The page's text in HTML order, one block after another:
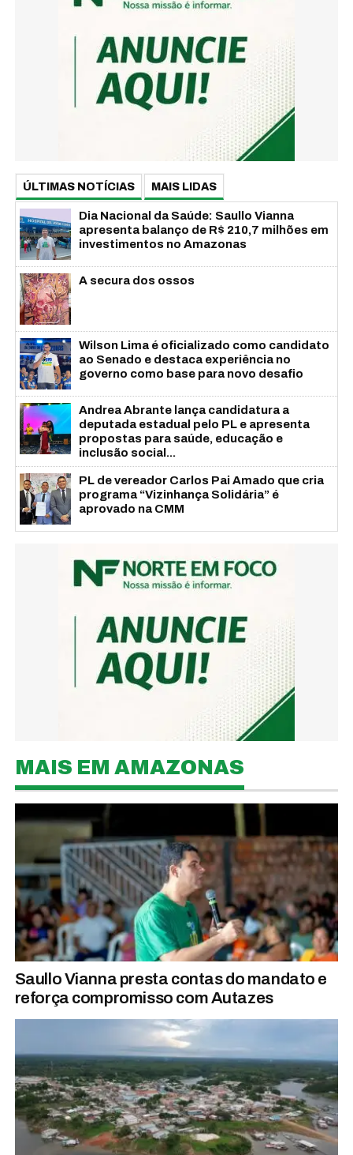
ÚLTIMAS NOTÍCIAS MAIS LIDAS
Dia Nacional da Saúde: Saullo Vianna
apresenta balanço de R$ 210,7 milhões em
investimentos no Amazonas
A secura dos ossos
Wilson Lima é oficializado como candidato
ao Senado e destaca experiência no
governo como base para novo desafio
Andrea Abrante lança candidatura a
deputada estadual pelo PL e apresenta
propostas para saúde, educação e
inclusão social...
PL de vereador Carlos Pai Amado que cria
programa “Vizinhança Solidária” é
aprovado na CMM
MAIS EM AMAZONAS
Saullo Vianna presta contas do mandato e
reforça compromisso com Autazes